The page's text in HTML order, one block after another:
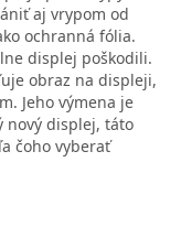
aj vrypom od
ochranná fólia.
displej poškodili.
obraz na displeji,
Jeho výmena je
nový displej, táto
čoho vyberať